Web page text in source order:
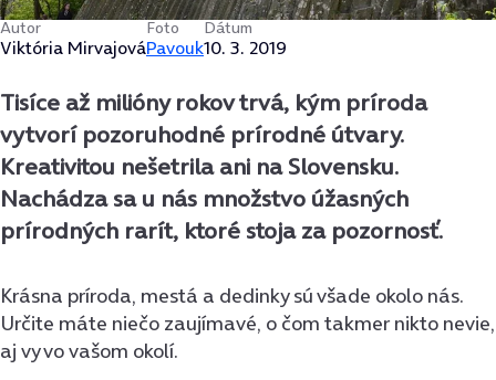
Autor
Viktória Mirvajová
Foto
Pavouk
Dátum
10. 3. 2019
Tisíce až milióny rokov trvá, kým príroda
vytvorí pozoruhodné prírodné útvary.
Kreativitou nešetrila ani na Slovensku.
Nachádza sa u nás množstvo úžasných
prírodných rarít, ktoré stoja za pozornosť.
Krásna príroda, mestá a dedinky sú všade okolo nás.
Určite máte niečo zaujímavé, o čom takmer nikto nevie,
aj vy vo vašom okolí.